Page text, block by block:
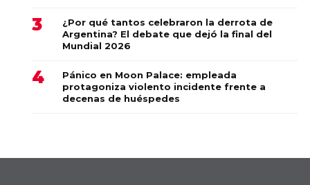
¿Por qué tantos celebraron la derrota de
Argentina? El debate que dejó la final del
Mundial 2026
Pánico en Moon Palace: empleada
protagoniza violento incidente frente a
decenas de huéspedes